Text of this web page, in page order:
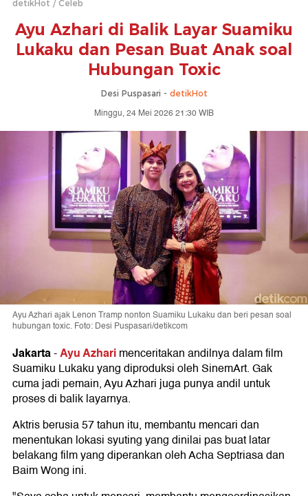
detikHot Celeb
Ayu Azhari di Balik Layar Suamiku
Lukaku dan Pesan Buat Anak soal
Hubungan Toxic
Desi Puspasari - detikHot
Minggu, 24 Mei 2026 21:30 WIB
Ayu Azhari ajak Lenon Tramp nonton Suamiku Lukaku dan beri pesan soal
hubungan toxic. Foto: Desi Puspasari/detikcom
Jakarta-Ayu Azharimenceritakan andilnya dalam film
Suamiku Lukaku yang diproduksi oleh SinemArt. Gak
cuma jadi pemain, Ayu Azhari juga punya andil untuk
proses di balik layarnya.
Aktris berusia 57 tahun itu, membantu mencari dan
menentukan lokasi syuting yang dinilai pas buat latar
belakang film yang diperankan oleh Acha Septriasa dan
Baim Wong ini.